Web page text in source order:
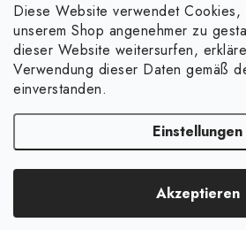
Diese Website verwendet Cookies,
unserem Shop angenehmer zu
dieser Website weitersurfen,
Verwendung dieser Daten gemäß
einverstanden.
Einstellungen
Akzeptieren
Copyright 2026GrünGarten.at. Alle Rechte
ändern